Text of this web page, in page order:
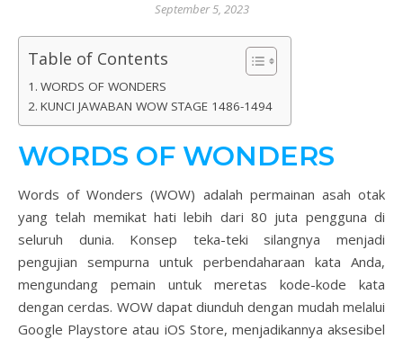
September 5, 2023
Table of Contents
WORDS OF WONDERS
KUNCI JAWABAN WOW STAGE 1486-1494
WORDS OF WONDERS
Words of Wonders (WOW) adalah permainan asah otak
yang telah memikat hati lebih dari 80 juta pengguna di
seluruh dunia. Konsep teka-teki silangnya menjadi
pengujian sempurna untuk perbendaharaan kata Anda,
mengundang pemain untuk meretas kode-kode kata
dengan cerdas. WOW dapat diunduh dengan mudah melalui
Google Playstore atau iOS Store, menjadikannya aksesibel